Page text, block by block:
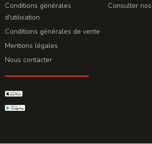
Conditions générales
d'utilisation
Conditions générales de vente
Mentions légales
Nous contacter
Consulter